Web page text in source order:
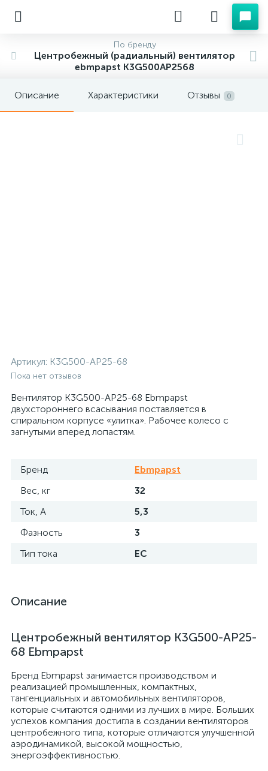
По бренду
Центробежный (радиальный) вентилятор
ebmpapst K3G500AP2568
Описание Характеристики Отзывы 0
Артикул: K3G500-AP25-68
Пока нет отзывов
Вентилятор K3G500-AP25-68 Ebmpapst
двухстороннего всасывания поставляется в
спиральном корпусе «улитка». Рабочее колесо с
загнутыми вперед лопастям.
Бренд
Ebmpapst
Вес, кг
32
Ток, А
5,3
Фазность
3
Тип тока
EC
Описание
Центробежный вентилятор K3G500-AP25-
68 Ebmpapst
Бренд Ebmpapst занимается производством и
реализацией промышленных, компактных,
тангенциальных и автомобильных вентиляторов,
которые считаются одними из лучших в мире. Больших
успехов компания достигла в создании вентиляторов
центробежного типа, которые отличаются улучшенной
аэродинамикой, высокой мощностью,
энергоэффективностью.